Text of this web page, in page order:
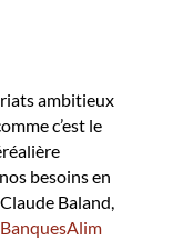
ambitieux
c’est le
besoins en
Baland,